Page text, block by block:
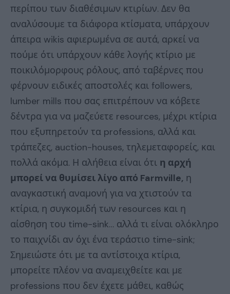
περίπου των διαθέσιμων κτιρίων. Δεν θα
αναλύσουμε τα διάφορα κτίσματα, υπάρχουν
άπειρα wikis αφιερωμένα σε αυτά, αρκεί να
πούμε ότι υπάρχουν κάθε λογής κτίριο με
ποικιλόμορφους ρόλους, από ταβέρνες που
φέρνουν ειδικές αποστολές και followers,
lumber mills που σας επιτρέπουν να κόβετε
δέντρα για να μαζεύετε resources, μέχρι κτίρια
που εξυπηρετούν τα professions, αλλά και
τράπεζες, auction-houses, τηλεμεταφορείς, και
πολλά ακόμα. Η αλήθεια είναι ότι η αρχή
μπορεί να θυμίσει λίγο από Farmville, η
αναγκαστική αναμονή για να χτιστούν τα
κτίρια, η συγκομιδή των resources και η
αίσθηση του time-sink… αλλά τι είναι ολόκληρο
το παιχνίδι αν όχι ένα τεράστιο time-sink;
Σημειώστε ότι με τα αντίστοιχα κτίρια,
μπορείτε πλέον να αναμειχθείτε και με
professions που δεν έχετε μάθει, καθώς